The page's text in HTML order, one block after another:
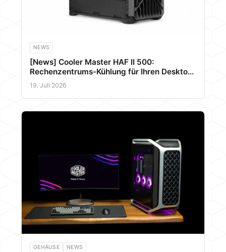
NEWS
[News] Cooler Master HAF II 500:
Rechenzentrums-Kühlung für Ihren Desktop-
PC
19. Juli 2026
GEHÄUSE NEWS